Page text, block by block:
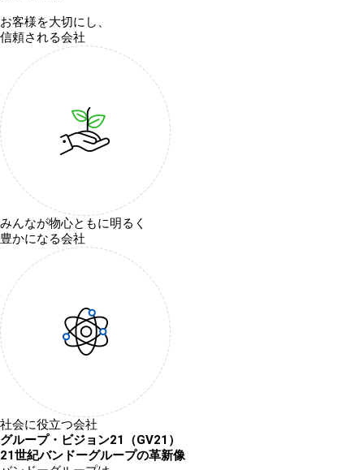
お客様を大切にし、
信頼される会社
みんなが物心ともに明るく
豊かになる会社
社会に役立つ会社
グループ・ビジョン21（GV21）
21世紀バンドーグループの革新像